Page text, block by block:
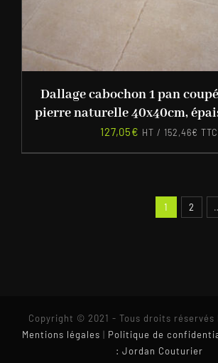
Dallage cabochon 1 pan
pierre naturelle 40x40cm,
127,05€ HT / 152,46€ TTC
1 2
Copyright © 2021 - Tous droits réservés
Mentions légales | Politique de
: Jordan Couturier